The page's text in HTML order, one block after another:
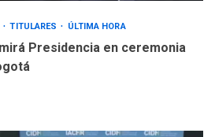
TITULARES ÚLTIMA HORA
Presidencia en ceremonia